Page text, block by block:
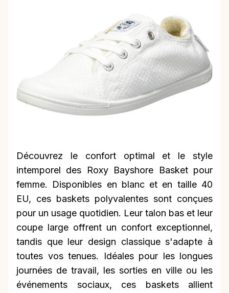
Découvrez le confort optimal et le style
intemporel des Roxy Bayshore Basket pour
femme. Disponibles en blanc et en taille 40
EU, ces baskets polyvalentes sont conçues
pour un usage quotidien. Leur talon bas et leur
coupe large offrent un confort exceptionnel,
tandis que leur design classique s'adapte à
toutes vos tenues. Idéales pour les longues
journées de travail, les sorties en ville ou les
événements sociaux, ces baskets allient